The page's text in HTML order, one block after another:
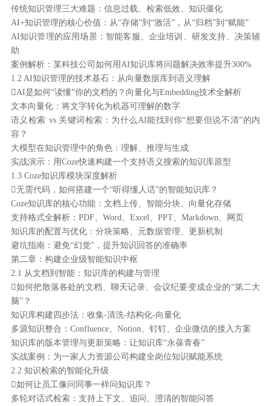
传统知识管理三大难题：信息过载、检索低效、知识僵化
AI+知识管理的核心价值：从“存储”到“激活”，从“归档”到“赋能”
AI知识管理的应用场景：智能客服、企业培训、研发支持、决策辅
助
案例解析：某科技公司如何用AI知识库将问题解决效率提升300%
1.2 AI知识管理的技术基石：从向量数据库到语义理解
AI是如何“读懂”你的文档的？向量化与Embedding技术全解析
文本向量化：将文字转化为机器可理解的数字
语义检索 vs 关键词检索：为什么AI能找到你“想要但说不清”的内
容？
大模型在知识管理中的角色：理解、推理与生成
实战演示：用Coze快速构建一个支持语义搜索的知识库原型
1.3 Coze知识库模块深度解析
无需代码，如何搭建一个“听得懂人话”的智能知识库？
Coze知识库的核心功能：文档上传、智能分块、向量化存储
支持格式全解析：PDF、Word、Excel、PPT、Markdown、网页
知识库的配置与优化：分块策略、元数据管理、更新机制
避坑指南：避免“幻觉”，提升知识回答的准确率
第二章：构建企业级智能知识中枢
2.1 从文档到智能：知识库的构建与管理
如何把散落各处的文档、聊天记录、会议纪要变成企业的“第二大
脑”？
知识库构建四步法：收集-清洗-结构化-向量化
多源知识整合：Confluence、Notion、钉钉、企业微信的接入方案
知识库的版本管理与更新策略：让知识库“永葆青春”
实战案例：为一家人力资源公司构建全岗位知识赋能系统
2.2 知识检索的智能化升级
如何让员工像问同事一样问知识库？
多轮对话式检索：支持上下文、追问、澄清的智能问答